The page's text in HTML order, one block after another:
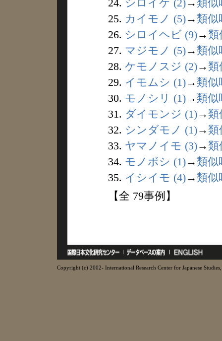
24. シロイケ (2)→ 類似
25. カイモノ (5)→ 類似
26. シロイヘビ (9)→ 類
27. マジモノ (5)→ 類似
28. ケモノスジ (2)→ 類
29. イモムシ (1)→ 類似
30. モノシリ (1)→ 類似
31. ダイモンジ (1)→ 類
32. シンダモノ (1)→ 類
33. ヤマノイモ (3)→ 類
34. モノボシ (1)→ 類似
35. イシイモ (4)→ 類似
【全 79事例】
Copyright (c) 2002- International Research Center for Japanese